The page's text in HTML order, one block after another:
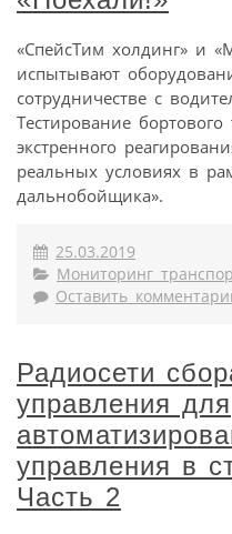
«СпейсТим холдинг» и
испытывают
сотрудничестве с
Тестирование
экстренного
реальных условиях в
дальнобойщика».
25.03.2019
Мониторинг
Оставить
Радиосети
управления для
управления в
Часть 2